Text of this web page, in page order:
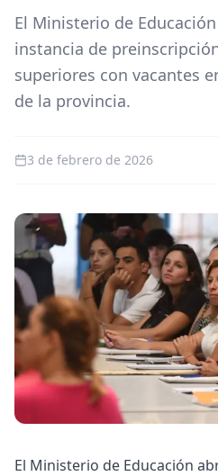
El Ministerio de
instancia de
superiores con vacantes
de la provincia.
3 de febrero de 2026
El Ministerio de Educación